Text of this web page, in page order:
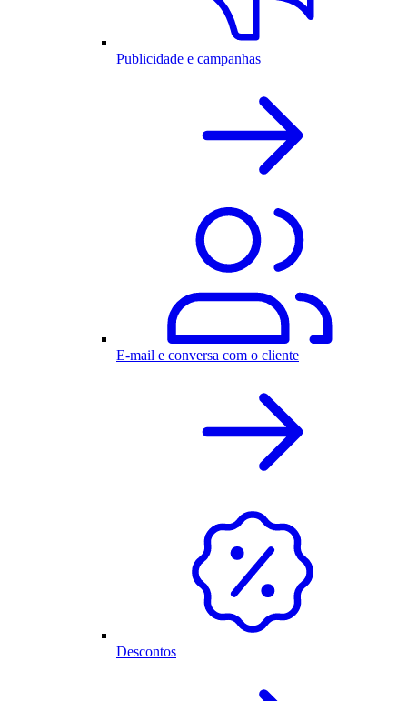
Publicidade e campanhas
E-mail e conversa com o cliente
Descontos